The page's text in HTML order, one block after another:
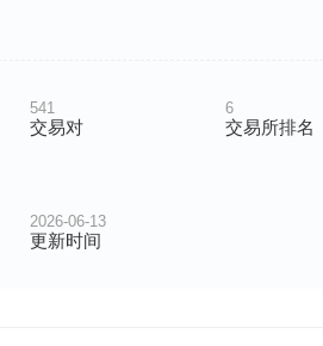
541
交易对
6
交易所排名
2026-06-13
更新时间